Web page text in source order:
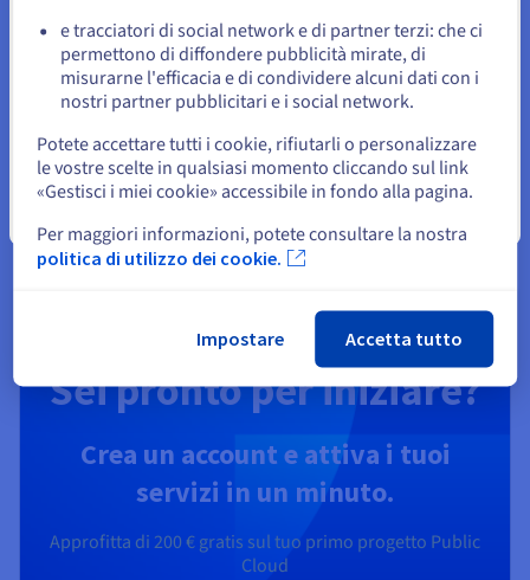
Scopri Quantum as a Service
Identity, Security & Operations
Proteggi, gestisci e monitora i tuoi servizi cloud in
OVHcloud
Scopri Soluzioni Identity, Security & Operations
Sei pronto per iniziare?
Crea un account e attiva i tuoi
servizi in un minuto.
Approfitta di 200 €gratis sul tuo primo progetto Public
Cloud
Resta sul sito web attuale
Seleziona un altro sito web
e tracciatori di social network e di partner terzi: che ci
permettono di diffondere pubblicità mirate, di
misurarne l'efficacia e di condividere alcuni dati con i
nostri partner pubblicitari e i social network.
Potete accettare tutti i cookie, rifiutarli o personalizzare
le vostre scelte in qualsiasi momento cliccando sul link
«Gestisci i miei cookie» accessibile in fondo alla pagina.
Per maggiori informazioni, potete consultare la nostra
politica di utilizzo dei cookie.
Impostare Accetta tutto